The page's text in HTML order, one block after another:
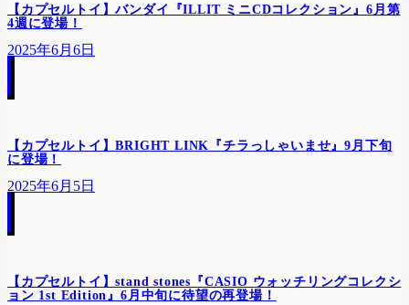
【カプセルトイ】バンダイ『ILLIT ミニCDコレクション』6月第
4週に登場！
2025年6月6日
【カプセルトイ】BRIGHT LINK『チラっしゃいませ』9月下旬
に登場！
2025年6月5日
【カプセルトイ】stand stones『CASIO ウォッチリングコレクシ
ョン 1st Edition』6月中旬に待望の再登場！